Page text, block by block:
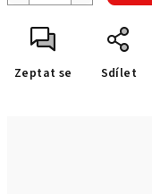
Zeptat se Sdílet